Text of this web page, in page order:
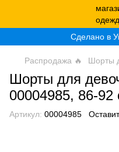
Сделано в
Распродажа 🔥 Шорты
Шорты для
00004985, 86-92
Артикул: 00004985